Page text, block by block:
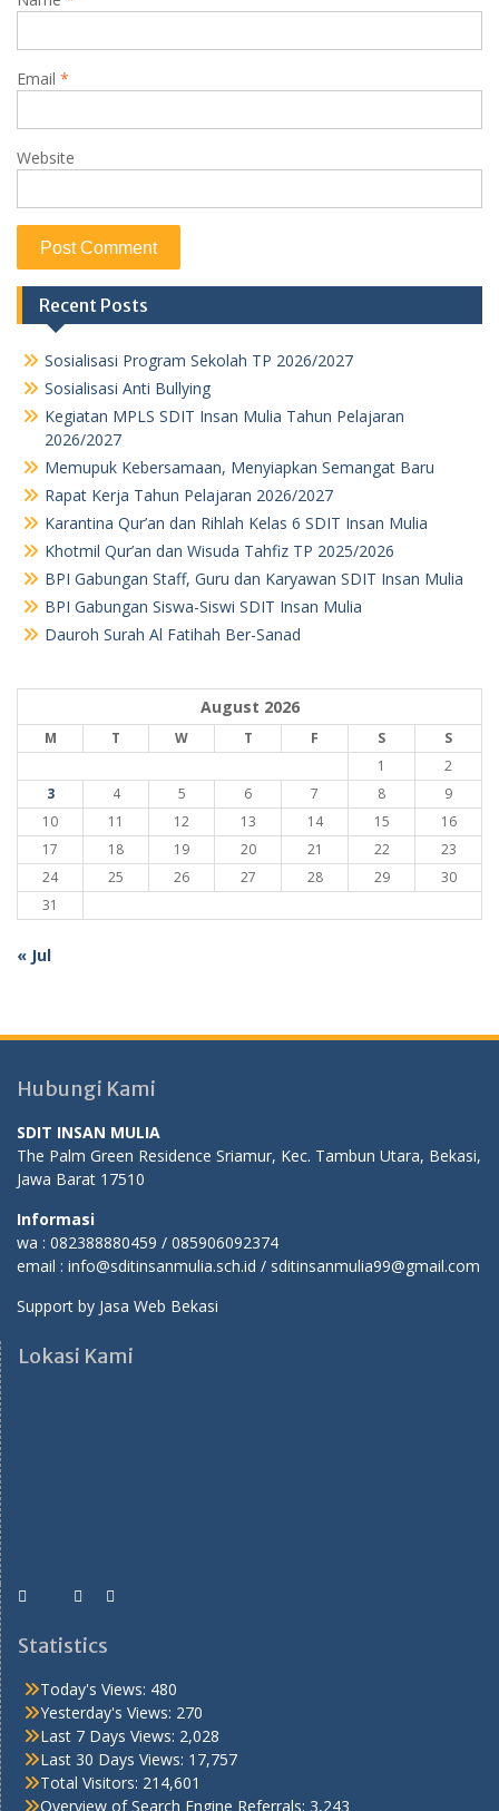
Email *
Website
Recent Posts
Sosialisasi Program Sekolah TP 2026/2027
Sosialisasi Anti Bullying
Kegiatan MPLS SDIT Insan Mulia Tahun Pelajaran
2026/2027
Memupuk Kebersamaan, Menyiapkan Semangat Baru
Rapat Kerja Tahun Pelajaran 2026/2027
Karantina Qur’an dan Rihlah Kelas 6 SDIT Insan Mulia
Khotmil Qur’an dan Wisuda Tahfiz TP 2025/2026
BPI Gabungan Staff, Guru dan Karyawan SDIT Insan Mulia
BPI Gabungan Siswa-Siswi SDIT Insan Mulia
Dauroh Surah Al Fatihah Ber-Sanad
August 2026
M T W T F S
S
1
2
3
4 5 6 7 8
9
10
11 12 13 14 15
16
17
18 19 20 21 22
23
24
25 26 27 28 29
30
31
« Jul
Hubungi Kami
SDIT INSAN MULIA
The Palm Green Residence Sriamur, Kec. Tambun Utara, Bekasi,
Jawa Barat 17510
Informasi
wa : 082388880459 / 085906092374
email : info@sditinsanmulia.sch.id / sditinsanmulia99@gmail.com
Support by Jasa Web Bekasi
Lokasi Kami
Statistics
Today's Views: 480
Yesterday's Views: 270
Last 7 Days Views: 2,028
Last 30 Days Views: 17,757
Total Visitors: 214,601
Overview of Search Engine Referrals: 3,243